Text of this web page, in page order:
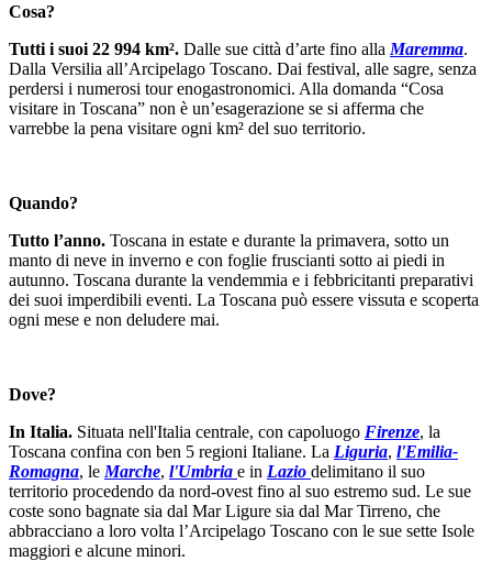
Cosa?
Tutti i suoi 22 994 km². Dalle sue città d’arte fino alla Maremma.
Dalla Versilia all’Arcipelago Toscano. Dai festival, alle sagre, senza
perdersi i numerosi tour enogastronomici. Alla domanda “Cosa
visitare in Toscana” non è un’esagerazione se si afferma che
varrebbe la pena visitare ogni km² del suo territorio.
Quando?
Tutto l’anno. Toscana in estate e durante la primavera, sotto un
manto di neve in inverno e con foglie fruscianti sotto ai piedi in
autunno. Toscana durante la vendemmia e i febbricitanti preparativi
dei suoi imperdibili eventi. La Toscana può essere vissuta e scoperta
ogni mese e non deludere mai.
Dove?
In Italia. Situata nell'Italia centrale, con capoluogo Firenze, la
Toscana confina con ben 5 regioni Italiane. La Liguria, l'Emilia-
Romagna, le Marche, l'Umbria e in Lazio delimitano il suo
territorio procedendo da nord-ovest fino al suo estremo sud. Le sue
coste sono bagnate sia dal Mar Ligure sia dal Mar Tirreno, che
abbracciano a loro volta l’Arcipelago Toscano con le sue sette Isole
maggiori e alcune minori.